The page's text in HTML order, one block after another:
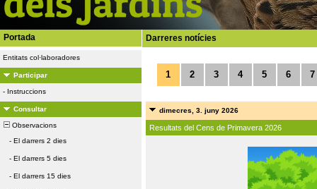
Portada
Entitats col·laboradores
Participar
- Instruccions
Consultar
Observacions
- El darrers 2 dies
- El darrers 5 dies
- El darrers 15 dies
Darreres notícies
1 2 3 4 5 6 7
dimecres, 3. juny 2026
Resultats del Cens de Primavera 2026